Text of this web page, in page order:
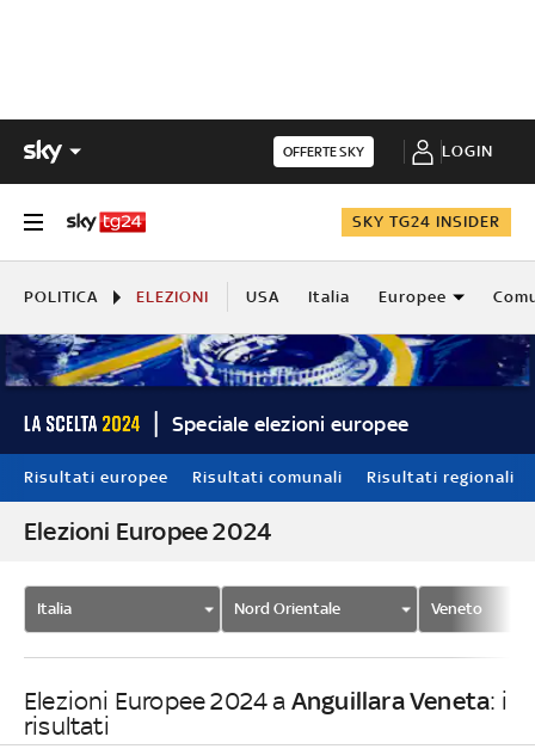
OFFERTE SKY LOGIN
SKY TG24 INSIDER
POLITICA ELEZIONI USA Italia Europee
Speciale elezioni europee
Risultati europee Risultati comunali Risultati regionali
Elezioni Europee 2024
Italia Nord Orientale Veneto
Elezioni Europee 2024 a Anguillara Veneta: i
risultati